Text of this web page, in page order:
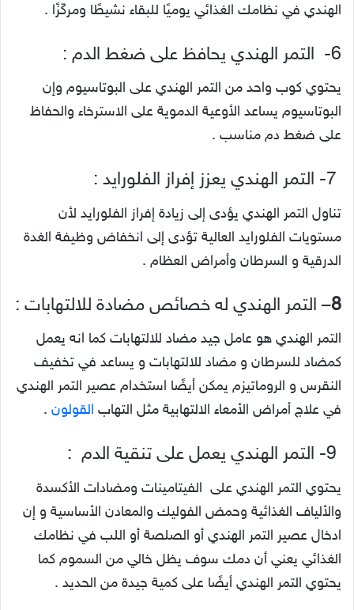
الهندي في نظامك الغذائي يوميًا للبقاء نشيطًا ومركّزًا .
6- التمر الهندي يحافظ على ضغط الدم :
يحتوي كوب واحد من التمر الهندي على البوتاسيوم وإن
البوتاسيوم يساعد الأوعية الدموية على الاسترخاء والحفاظ
على ضغط دم مناسب .
تناول التمر الهندي يؤدى إلى زيادة إفراز الفلورايد لأن
مستويات الفلورايد العالية تؤدى إلى انخفاض وظيفة الغدة
الدرقية و السرطان وأمراض العظام .
8– التمر الهندي له خصائص مضادة للالتهابات :
التمر الهندي هو عامل جيد مضاد للالتهابات كما انه يعمل
كمضاد للسرطان و مضاد للالتهابات و يساعد في تخفيف
النقرس و الروماتيزم يمكن أيضًا استخدام عصير التمر الهندي
في علاج أمراض الأمعاء الالتهابية مثل التهاب القولون .
يحتوي التمر الهندي على الفيتامينات ومضادات الأكسدة
والألياف الغذائية وحمض الفوليك والمعادن الأساسية و إن
ادخال عصير التمر الهندي أو الصلصة أو اللب في نظامك
الغذائي يعني أن دمك سوف يظل خالي من السموم كما
يحتوي التمر الهندي أيضًا على كمية جيدة من الحديد .